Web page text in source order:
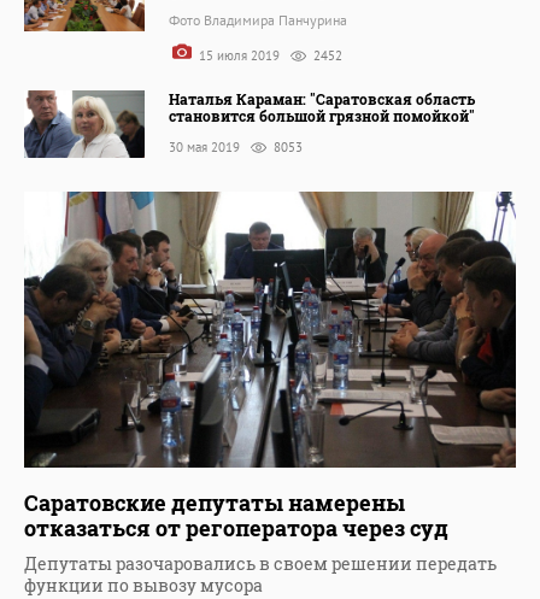
Фото Владимира Панчурина
15 июля 2019 2452
Наталья Караман: "Саратовская область
становится большой грязной помойкой"
30 мая 2019 8053
Саратовские депутаты намерены
отказаться от регоператора через суд
Депутаты разочаровались в своем решении передать
функции по вывозу мусора